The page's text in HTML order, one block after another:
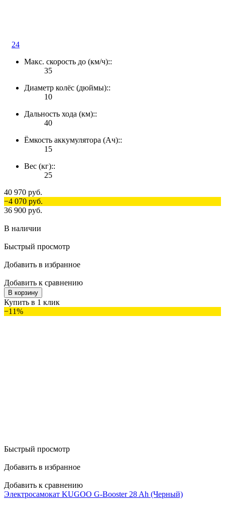
24
Макс. скорость до (км/ч)::
35
Диаметр колёс (дюймы)::
10
Дальность хода (км)::
40
Ёмкость аккумулятора (Ач)::
15
Вес (кг)::
25
40 970 руб.
−4 070 руб.
36 900 руб.
В наличии
Быстрый просмотр
Добавить в избранное
Добавить к сравнению
В корзину
Купить в 1 клик
−11%
Быстрый просмотр
Добавить в избранное
Добавить к сравнению
Электросамокат KUGOO G-Booster 28 Ah (Черный)